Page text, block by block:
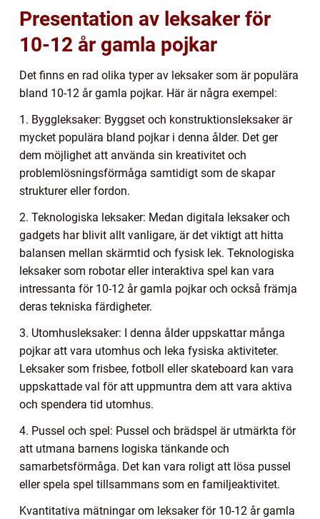
Presentation av leksaker för
10-12 år gamla pojkar
Det finns en rad olika typer av leksaker som är populära
bland 10-12 år gamla pojkar. Här är några exempel:
1. Byggleksaker: Byggset och konstruktionsleksaker är
mycket populära bland pojkar i denna ålder. Det ger
dem möjlighet att använda sin kreativitet och
problemlösningsförmåga samtidigt som de skapar
strukturer eller fordon.
2. Teknologiska leksaker: Medan digitala leksaker och
gadgets har blivit allt vanligare, är det viktigt att hitta
balansen mellan skärmtid och fysisk lek. Teknologiska
leksaker som robotar eller interaktiva spel kan vara
intressanta för 10-12 år gamla pojkar och också främja
deras tekniska färdigheter.
3. Utomhusleksaker: I denna ålder uppskattar många
pojkar att vara utomhus och leka fysiska aktiviteter.
Leksaker som frisbee, fotboll eller skateboard kan vara
uppskattade val för att uppmuntra dem att vara aktiva
och spendera tid utomhus.
4. Pussel och spel: Pussel och brädspel är utmärkta för
att utmana barnens logiska tänkande och
samarbetsförmåga. Det kan vara roligt att lösa pussel
eller spela spel tillsammans som en familjeaktivitet.
Kvantitativa mätningar om leksaker för 10-12 år gamla